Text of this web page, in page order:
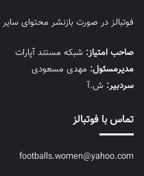
فوتبالز در صورت بازنشر محتوای
صاحب امتیاز: شبکه مستند آپارات
مديرمسئول: مهدی مسعودی
سردبیر: ش.آ
تماس با فوتبالز
footballs.women@yahoo.com